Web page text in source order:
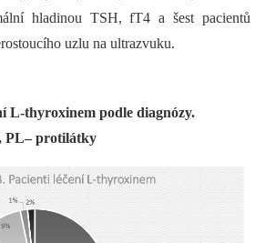
hladinou TSH, fT4 a šest pacientů
uzlu na ultrazvuku.
L-thyroxinem podle diagnózy.
PL– protilátky